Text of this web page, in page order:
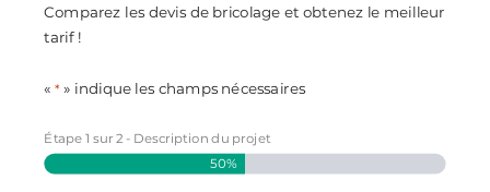
Comparez les devis de bricolage et obtenez le meilleur
tarif !
«* » indique les champs nécessaires
Étape1 sur2 - Description du projet
50%